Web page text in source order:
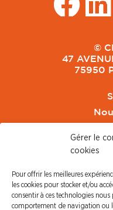
Gérer le
cookies
Pour offrir les meilleures
les cookies pour stocker et/ou
consentir à ces technologies
comportement de navigation ou
©
47
75950